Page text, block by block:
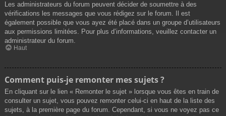
Les administrateurs du forum peuvent décider de soumettre à des
vérifications les messages que vous rédigez sur le forum. Il est
également possible que vous ayez été placé dans un groupe d’utilisateurs
aux permissions limitées. Pour plus d’informations, veuillez contacter un
administrateur du forum.
Haut
Comment puis-je remonter mes sujets ?
En cliquant sur le lien « Remonter le sujet » lorsque vous êtes en train de
consulter un sujet, vous pouvez remonter celui-ci en haut de la liste des
sujets, à la première page du forum. Cependant, si vous ne voyez pas ce